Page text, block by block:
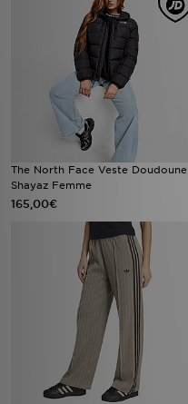
The North Face Veste Doudoune
Shayaz Femme
165,00€